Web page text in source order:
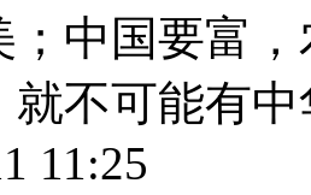
；中国要富
就不可能有
11:25